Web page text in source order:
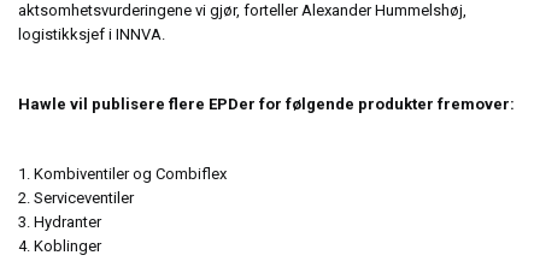
aktsomhetsvurderingene vi gjør, forteller Alexander Hummelshøj,
logistikksjef i INNVA.
Hawle vil publisere flere EPDer for følgende produkter fremover:
Kombiventiler og Combiflex
Serviceventiler
Hydranter
Koblinger